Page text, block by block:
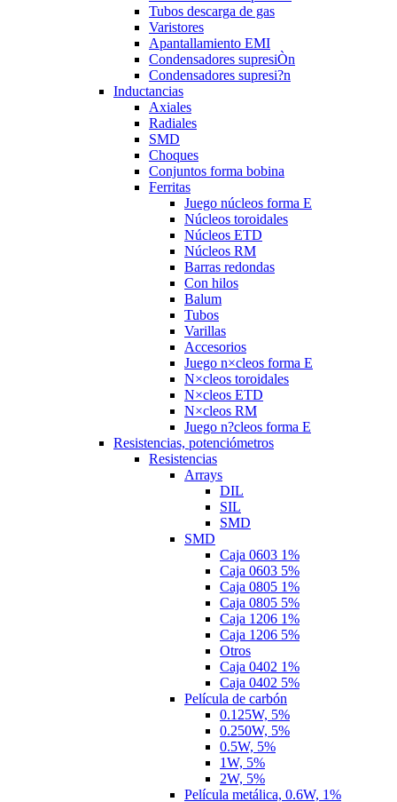
Tubos descarga de gas
Varistores
Apantallamiento EMI
Condensadores supresiÒn
Condensadores supresi?n
Inductancias
Axiales
Radiales
SMD
Choques
Conjuntos forma bobina
Ferritas
Juego núcleos forma E
Núcleos toroidales
Núcleos ETD
Núcleos RM
Barras redondas
Con hilos
Balum
Tubos
Varillas
Accesorios
Juego n×cleos forma E
N×cleos toroidales
N×cleos ETD
N×cleos RM
Juego n?cleos forma E
Resistencias, potenciómetros
Resistencias
Arrays
DIL
SIL
SMD
SMD
Caja 0603 1%
Caja 0603 5%
Caja 0805 1%
Caja 0805 5%
Caja 1206 1%
Caja 1206 5%
Otros
Caja 0402 1%
Caja 0402 5%
Película de carbón
0.125W, 5%
0.250W, 5%
0.5W, 5%
1W, 5%
2W, 5%
Película metálica, 0.6W, 1%